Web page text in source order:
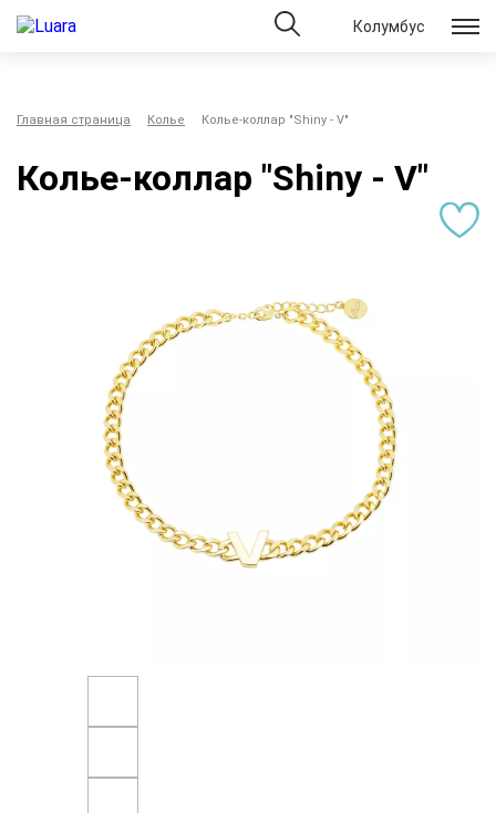
Колумбус
Главная страница Колье Колье-коллар "Shiny - V"
Колье-коллар "Shiny - V"